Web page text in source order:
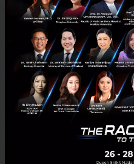
สร้างการมีส่วนร่วมกับลูกค้
กิจกรรมที่คัดสรรมาได้เติม
เสริมความสนุก ทำให้ลูกค้
ที่แตกต่าง ในรูปแบบใหม่แ
ไทยและต่างชาติ พร้อมกัน
กลุ่ม Generation Z โดยเ
Gamification โดยสร้างรา
ใหม่ๆ ที่ยกระดับการแข่ง
พิวรรธน์ก้าวไปได้ไกลกว่าโ